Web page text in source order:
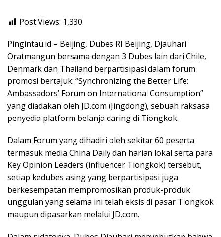
Post Views: 1,330
Pingintau.id – Beijing, Dubes RI Beijing, Djauhari
Oratmangun bersama dengan 3 Dubes lain dari Chile,
Denmark dan Thailand berpartisipasi dalam forum
promosi bertajuk: “Synchronizing the Better Life:
Ambassadors’ Forum on International Consumption”
yang diadakan oleh JD.com (Jingdong), sebuah raksasa
penyedia platform belanja daring di Tiongkok.
Dalam Forum yang dihadiri oleh sekitar 60 peserta
termasuk media China Daily dan harian lokal serta para
Key Opinion Leaders (influencer Tiongkok) tersebut,
setiap kedubes asing yang berpartisipasi juga
berkesempatan mempromosikan produk-produk
unggulan yang selama ini telah eksis di pasar Tiongkok
maupun dipasarkan melalui JD.com.